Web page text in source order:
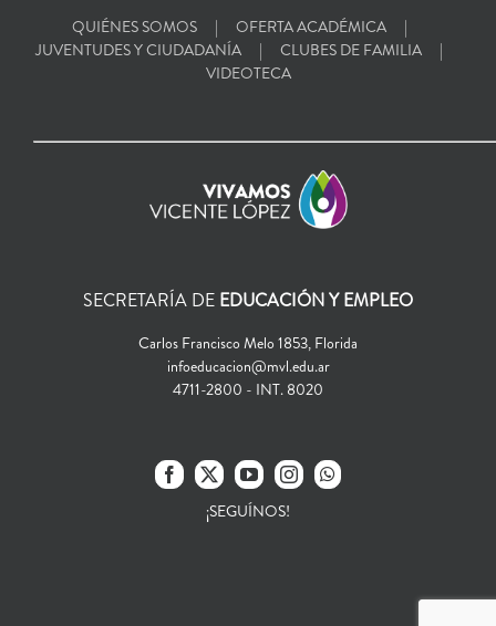
QUIÉNES SOMOS
OFERTA ACADÉMICA
JUVENTUDES Y CIUDADANÍA
CLUBES DE FAMILIA
VIDEOTECA
SECRETARÍA DE EDUCACIÓN Y EMPLEO
Carlos Francisco Melo 1853, Florida
infoeducacion@mvl.edu.ar
4711-2800 - INT. 8020
¡SEGUÍNOS!